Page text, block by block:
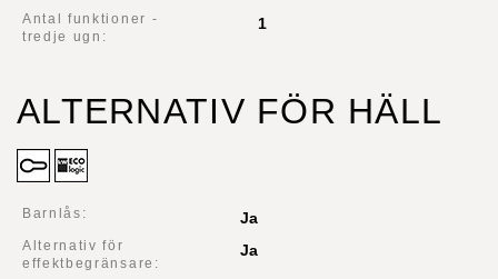
Antal funktioner -
tredje ugn:
1
ALTERNATIV FÖR HÄLL
Barnlås: Ja
Alternativ för
effektbegränsare:
Ja